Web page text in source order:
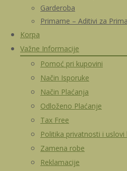
Garderoba
Primame – Aditivi za
Korpa
Važne Informacije
Pomoć pri kupovini
Način Isporuke
Način Plaćanja
Odloženo Plaćanje
Tax Free
Politika privatnosti i uslovi
Zamena robe
Reklamacije